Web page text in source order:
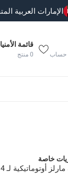
الإمارات العربية
حساب
قائمة
0 منتج
خاصة
خيمة مارلز أوتوماتيكية لـ 4